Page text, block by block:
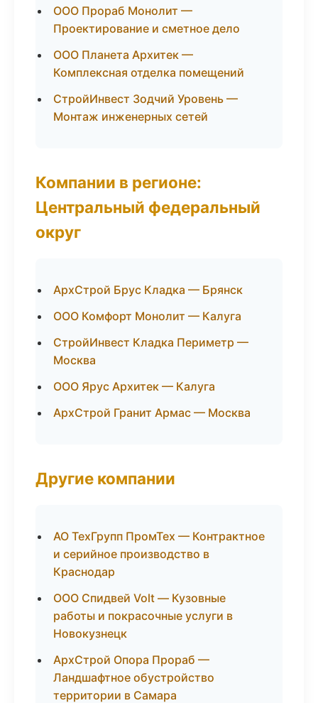
ООО Прораб Монолит —
Проектирование и сметное дело
ООО Планета Архитек —
Комплексная отделка помещений
СтройИнвест Зодчий Уровень —
Монтаж инженерных сетей
Компании в регионе:
Центральный федеральный
округ
АрхСтрой Брус Кладка — Брянск
ООО Комфорт Монолит — Калуга
СтройИнвест Кладка Периметр —
Москва
ООО Ярус Архитек — Калуга
АрхСтрой Гранит Армас — Москва
Другие компании
АО ТехГрупп ПромТех — Контрактное
и серийное производство в
Краснодар
ООО Спидвей Volt — Кузовные
работы и покрасочные услуги в
Новокузнецк
АрхСтрой Опора Прораб —
Ландшафтное обустройство
территории в Самара